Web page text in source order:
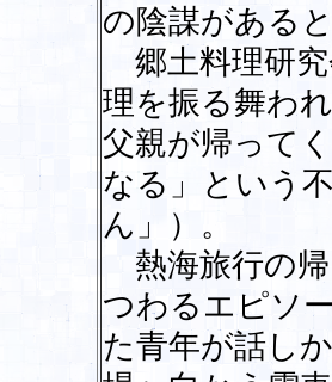
の陰謀がある
郷土料理研究
理を振る舞わ
父親が帰って
なる」という
ん」）。
熱海旅行の帰
つわるエピソ
た青年が話し